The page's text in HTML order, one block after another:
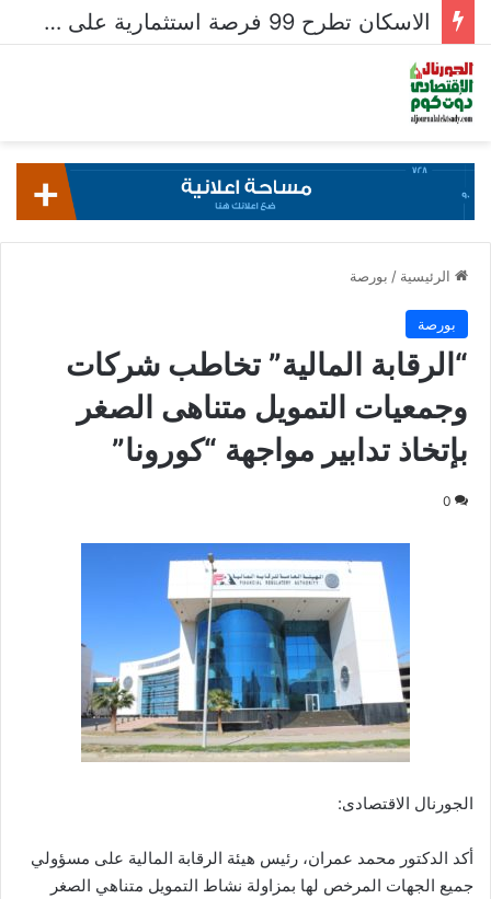
الاسكان تطرح 99 فرصة استثمارية على بوابة خدمات المستثمرين للشركات المصرية واستقبال 204 طلبات للشركات الأجنبية
الرئيسية / بورصة
بورصة
“الرقابة المالية” تخاطب شركات
وجمعيات التمويل متناهى الصغر
بإتخاذ تدابير مواجهة “كورونا”
0
الجورنال الاقتصادى:
أكد الدكتور محمد عمران، رئيس هيئة الرقابة المالية على مسؤولي
جميع الجهات المرخص لها بمزاولة نشاط التمويل متناهي الصغر